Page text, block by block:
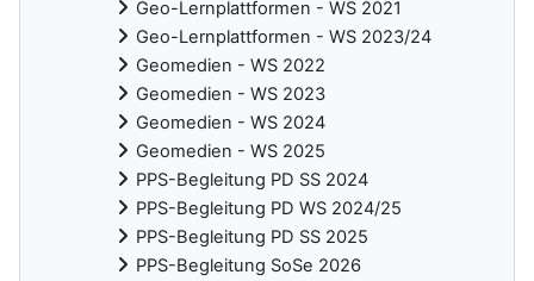
Geo-Lernplattformen - WS 2021
Geo-Lernplattformen - WS 2023/24
Geomedien - WS 2022
Geomedien - WS 2023
Geomedien - WS 2024
Geomedien - WS 2025
PPS-Begleitung PD SS 2024
PPS-Begleitung PD WS 2024/25
PPS-Begleitung PD SS 2025
PPS-Begleitung SoSe 2026